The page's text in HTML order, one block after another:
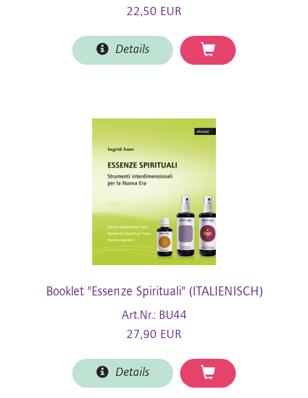
22,50 EUR
Details
Booklet "Essenze Spirituali" (ITALIENISCH)
Art.Nr.: BU44
27,90 EUR
Details